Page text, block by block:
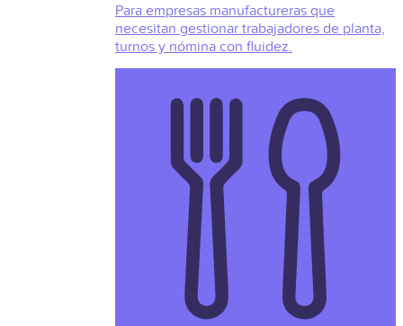
Para empresas manufactureras que
necesitan gestionar trabajadores de planta,
turnos y nómina con fluidez.